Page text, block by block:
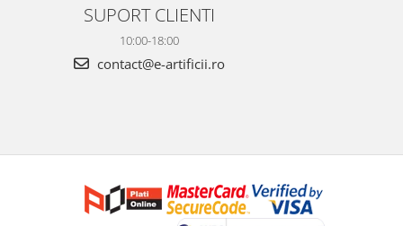
SUPORT CLIENTI
10:00-18:00
contact@e-artificii.ro